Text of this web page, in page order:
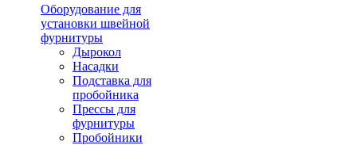
Оборудование для
установки швейной
фурнитуры
Дырокол
Насадки
Подставка для
пробойника
Прессы для
фурнитуры
Пробойники